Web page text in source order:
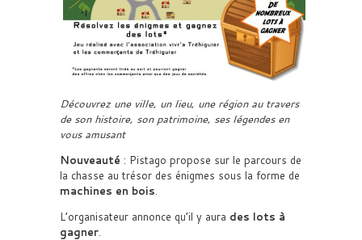
Découvrez une ville, un lieu, une région au travers
de son histoire, son patrimoine, ses légendes en
vous amusant
Nouveauté : Pistago propose sur le parcours de
la chasse au trésor des énigmes sous la forme de
machines en bois.
L’organisateur annonce qu’il y aura des lots à
gagner.